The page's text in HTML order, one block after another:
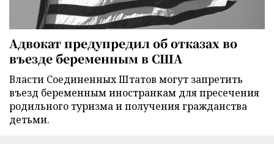
Адвокат предупредил об отказах во
въезде беременным в США
Власти Соединенных Штатов могут запретить
въезд беременным иностранкам для пресечения
родильного туризма и получения гражданства
детьми.